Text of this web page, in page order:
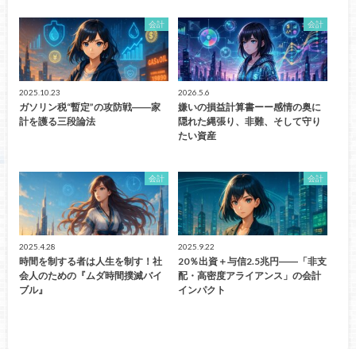
会計
2025.10.23
ガソリン税“暫定”の攻防戦――家
計を護る三段論法
会計
2026.5.6
嫌いの損益計算書ーー感情の奥に
隠れた縄張り、非難、そして守り
たい資産
会計
2025.4.28
時間を制する者は人生を制す！社
会人のための『ムダ時間撲滅バイ
ブル』
会計
2025.9.22
20％出資＋与信2.5兆円――「非支
配・高密度アライアンス」の会計
インパクト